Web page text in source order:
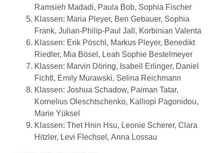
Ramsieh Madadi, Paula Bob, Sophia Fischer
Klassen: Maria Pleyer, Ben Gebauer, Sophia
Frank, Julian-Philip-Paul Jall, Korbinian Valenta
Klassen: Erik Pöschl, Markus Pleyer, Benedikt
Riedler, Mia Bösel, Leah Sophie Bestelmeyer
Klassen: Marvin Döring, Isabell Erlinger, Daniel
Fichtl, Emily Murawski, Selina Reichmann
Klassen: Joshua Schadow, Paiman Tatar,
Kornelius Oleschtschenko, Kalliopi Pagonidou,
Marie Yüksel
Klassen: Thet Hnin Hsu, Leonie Scherer, Clara
Hitzler, Levi Flechsel, Anna Lossau